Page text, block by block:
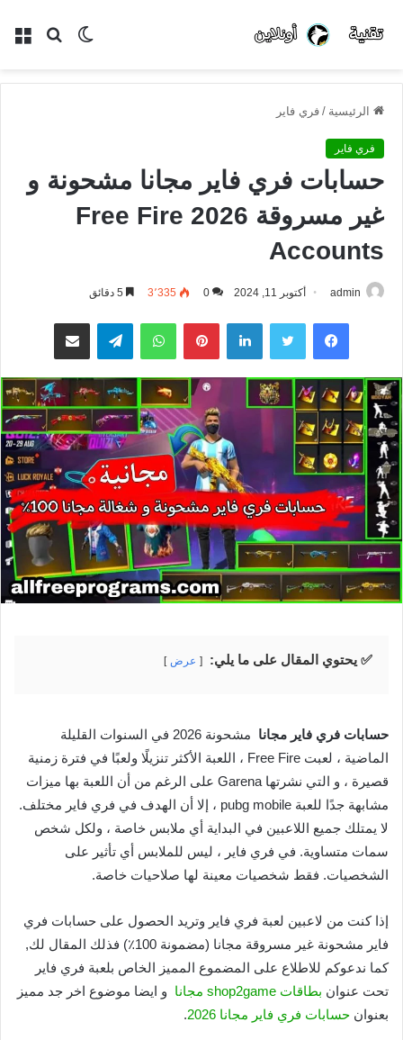
بحث الوضع
الرئيسية / فري فاير
فري فاير
حسابات فري فاير مجانا مشحونة و
غير مسروقة 2026 Free Fire
Accounts
admin أكتوبر 11, 2024 0 3٬335
فيسبوك تويتر لينكدإن بينتيريستواتساب تيلقرام مشاركة عبر البريد
✅ يحتوي المقال على ما يلي: عرض
حسابات فري فاير مجانا
مشحونة 2026 في السنوات القليلة
الماضية ، لعبت Free Fire ، اللعبة الأكثر تنزيلًا ولعبًا في فترة زمنية
قصيرة ، و التي نشرتها Garena على الرغم من أن اللعبة بها ميزات
مشابهة جدًا للعبة pubg mobile ، إلا أن الهدف في فري فاير مختلف.
لا يمتلك جميع اللاعبين في البداية أي ملابس خاصة ، ولكل شخص
سمات متساوية. في فري فاير ، ليس للملابس أي تأثير على
الشخصيات. فقط شخصيات معينة لها صلاحيات خاصة.
إذا كنت من لاعبين لعبة فري فاير وتريد الحصول على حسابات فري
فاير مشحونة غير مسروقة مجانا (مضمونة 100٪) فذلك المقال لك,
كما ندعوكم للاطلاع على المضموع المميز الخاص بلعبة فري فاير
تحت عنوان بطاقات shop2game مجانا
و ايضا موضوع اخر جد مميز
بعنوان حسابات فري فاير مجانا 2026 .